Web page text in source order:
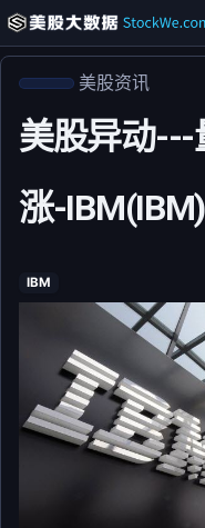
美股资讯
美股异动---
涨-
IBM